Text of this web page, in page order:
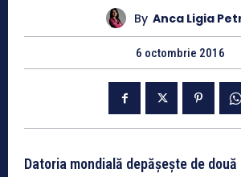
By Anca Ligia
6 octombrie 2016
Datoria mondială depășește de